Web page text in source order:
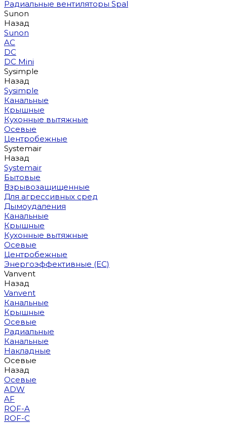
Радиальные вентиляторы Spal
Sunon
Назад
Sunon
AC
DC
DC Mini
Sysimple
Назад
Sysimple
Канальные
Крышные
Кухонные вытяжные
Осевые
Центробежные
Systemair
Назад
Systemair
Бытовые
Взрывозащищенные
Для агрессивных сред
Дымоудаления
Канальные
Крышные
Кухонные вытяжные
Осевые
Центробежные
Энергоэффективные (EC)
Vanvent
Назад
Vanvent
Канальные
Крышные
Осевые
Радиальные
Канальные
Накладные
Осевые
Назад
Осевые
ADW
AF
ROF-A
ROF-C